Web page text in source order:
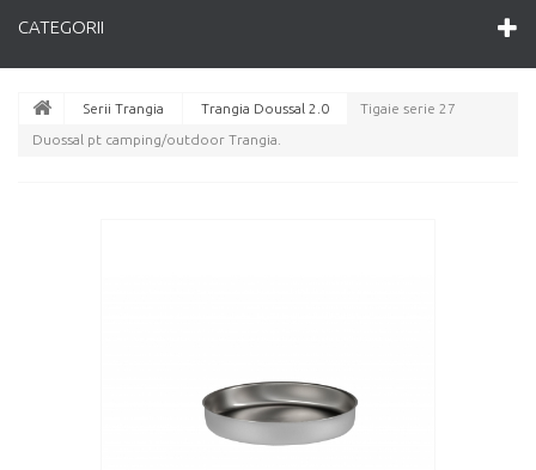
CATEGORII
Serii Trangia Trangia Doussal 2.0
Tigaie serie 27
Duossal pt camping/outdoor Trangia.